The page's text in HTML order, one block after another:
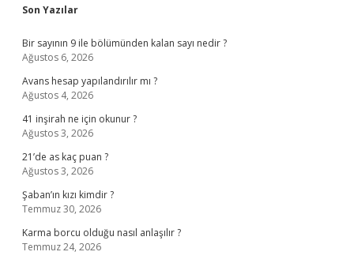
Sidebar
Son Yazılar
Bir sayının 9 ile bölümünden kalan sayı nedir ?
Ağustos 6, 2026
Avans hesap yapılandırılır mı ?
Ağustos 4, 2026
41 inşirah ne için okunur ?
Ağustos 3, 2026
21’de as kaç puan ?
Ağustos 3, 2026
Şaban’ın kızı kimdir ?
Temmuz 30, 2026
Karma borcu olduğu nasıl anlaşılır ?
Temmuz 24, 2026